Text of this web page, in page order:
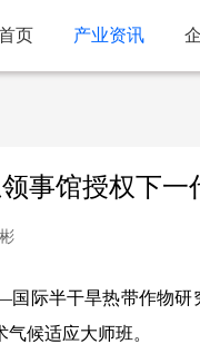
页 产业资讯
事馆授权下
际半干旱热带作物
候适应大师班。